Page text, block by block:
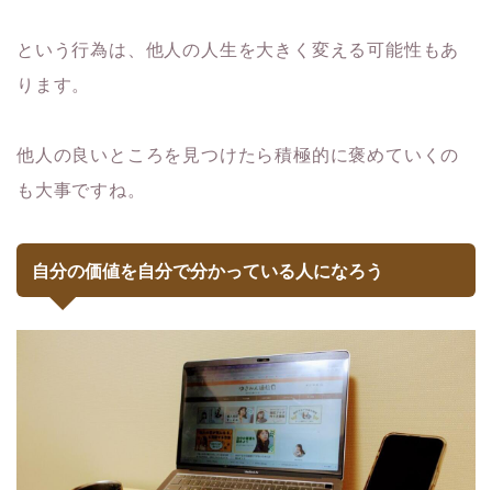
という行為は、他人の人生を大きく変える可能性もあ
ります。
他人の良いところを見つけたら積極的に褒めていくの
も大事ですね。
自分の価値を自分で分かっている人になろう